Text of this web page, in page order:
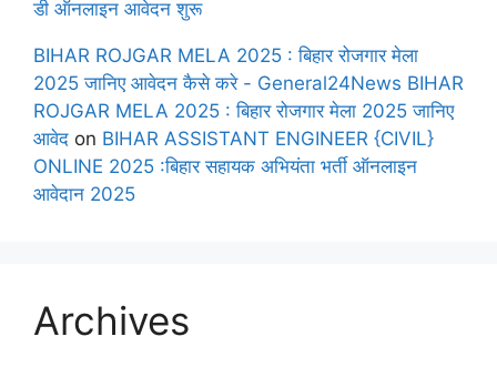
डी ऑनलाइन आवेदन शुरू
BIHAR ROJGAR MELA 2025 : बिहार रोजगार मेला
2025 जानिए आवेदन कैसे करे - General24News BIHAR
ROJGAR MELA 2025 : बिहार रोजगार मेला 2025 जानिए
आवेद on BIHAR ASSISTANT ENGINEER {CIVIL}
ONLINE 2025 :बिहार सहायक अभियंता भर्ती ऑनलाइन
आवेदान 2025
Archives